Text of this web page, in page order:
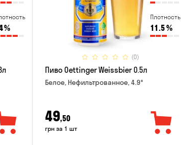
%
Плотность
11.5%
(0)
Пиво Oettinger Weissbier 0.5л
Белое, Нефильтрованное, 4.9°
49,50
грн за 1 шт